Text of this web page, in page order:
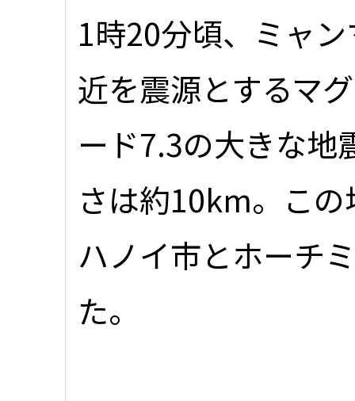
1時20分頃、ミャ
近を震源とするマ
ード7.3の大きな地
さは約10km。こ
ハノイ市とホーチ
た。